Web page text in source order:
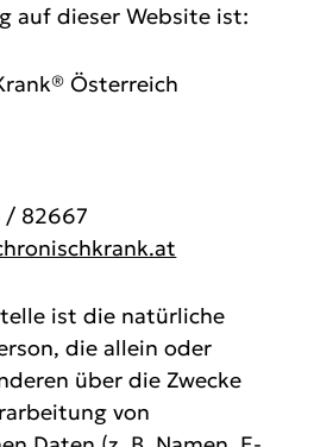
auf dieser Website ist:
Österreich
/ 82667
ist die natürliche
die allein oder
über die Zwecke
von